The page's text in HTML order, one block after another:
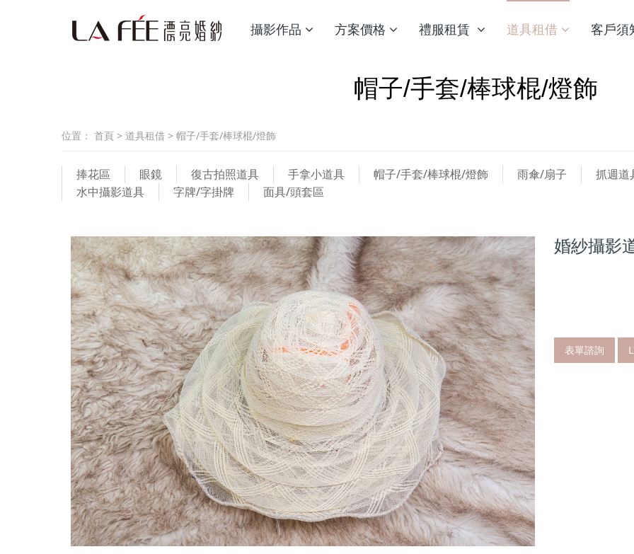
攝影作品 方案價格 禮服租賃 道具租借 客戶須
帽子/手套/棒球棍/燈飾
位置： 首頁 > 道具租借 > 帽子/手套/棒球棍/燈飾
捧花區 眼鏡 復古拍照道具 手拿小道具 帽子/手套/棒球棍/燈飾 雨傘/扇子 抓週道
水中攝影道具
字牌/字掛牌 面具/頭套區
婚紗攝影
表單諮詢